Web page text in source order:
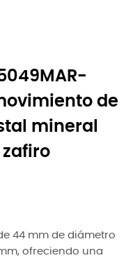
de
mineral
44 mm de diámetro
ofreciendo una